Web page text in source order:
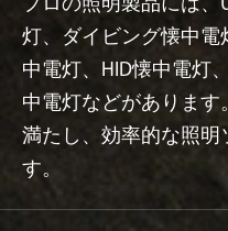
プロの照明製品には、
灯、ダイビング懐中電
中電灯、HID懐中電灯
中電灯などがあります
満たし、効率的な照明
す。